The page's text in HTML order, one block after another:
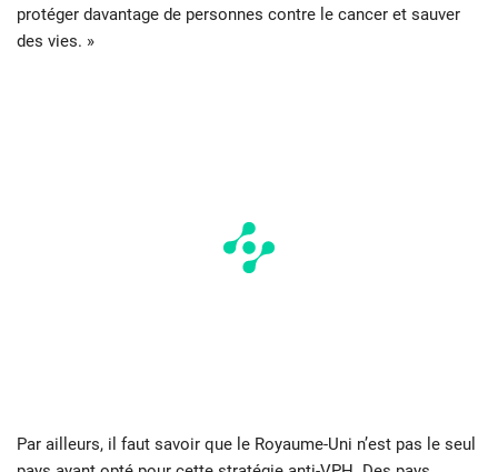
protéger davantage de personnes contre le cancer et sauver
des vies. »
Par ailleurs, il faut savoir que le Royaume-Uni n’est pas le seul